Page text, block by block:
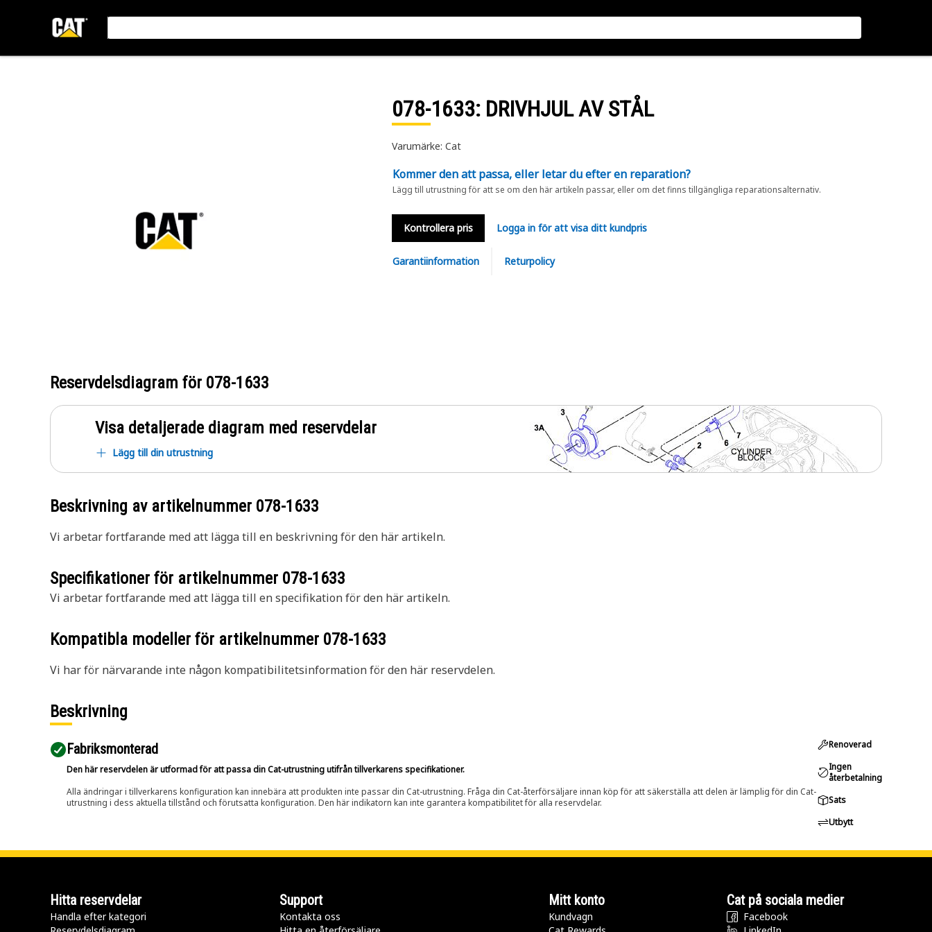
078-1633: DRIVHJUL AV STÅL
Varumärke: Cat
Kommer den att passa, eller letar du efter en reparation?
Lägg till utrustning för att se om den här artikeln passar, eller om det finns tillgängliga reparationsalternativ.
Kontrollera pris Logga in för att visa ditt kundpris
Garantiinformation Returpolicy
Reservdelsdiagram för 078-1633
Visa detaljerade diagram med reservdelar
Lägg till din utrustning
Beskrivning av artikelnummer 078-1633
Vi arbetar fortfarande med att lägga till en beskrivning för den här artikeln.
Specifikationer för artikelnummer 078-1633
Vi arbetar fortfarande med att lägga till en specifikation för den här artikeln.
Kompatibla modeller för artikelnummer 078-1633
Vi har för närvarande inte någon kompatibilitetsinformation för den här reservdelen.
Beskrivning
Fabriksmonterad
Den här reservdelen är utformad för att passa din Cat-utrustning utifrån tillverkarens specifikationer.
Alla ändringar i tillverkarens konfiguration kan innebära att produkten inte passar din Cat-utrustning. Fråga din Cat-återförsäljare innan köp för att säkerställa att delen är lämplig för din Cat-
utrustning i dess aktuella tillstånd och förutsatta konfiguration. Den här indikatorn kan inte garantera kompatibilitet för alla reservdelar.
Renoverad
Ingen
återbetalning
Sats
Utbytt
Hitta reservdelar
Handla efter kategori
Support
Kontakta oss
Mitt konto
Kundvagn
Cat på sociala medier
Facebook